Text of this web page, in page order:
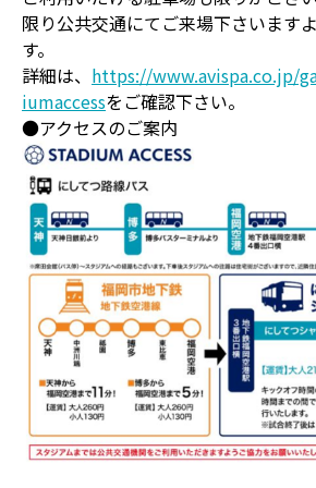
限り公共交通にてご来場下さいます
す。
詳細は、 https://www.avispa.co.jp/
iumaccessをご確認下さい。
●アクセスのご案内